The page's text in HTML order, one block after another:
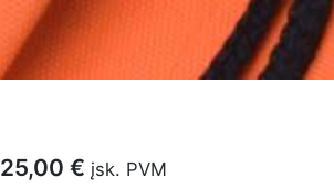
25,00 € įsk. PVM